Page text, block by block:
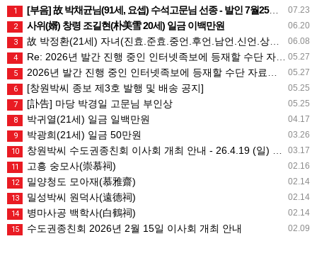
07.23
1 [부음] 故 박채균님(91세, 요셉) 수석고문님 선종 - 발인 7월25일 (토) 05시
06.20
2 사위(婿) 창령 조길현(朴美雪 20세) 일금 이백만원
06.08
3 故 박정환(21세) 자녀(진효.준효.중언.후언.남언.신언.상희) 일금 일백만원
05.27
4 Re: 2026년 발간 진행 중인 인터넷족보에 등재할 수단 자료는 무엇인가요?
05.27
5 2026년 발간 진행 중인 인터넷족보에 등재할 수단 자료는 무엇인가요?
05.25
6 [창원박씨 종보 제3호 발행 및 배송 공지]
05.25
7 [訃告] 마당 박경일 고문님 부인상
04.17
8 박귀열(21세) 일금 일백만원
03.26
9 박광희(21세) 일금 50만원
03.17
10 창원박씨 수도권종친회 이사회 개최 안내 - 26.4.19 (일) 10시
02.16
11 고흥 숭모사(崇慕祠)
02.14
12 밀양청도 모아재(慕雅齋)
02.14
13 밀성박씨 원덕사(遠德祠)
02.14
14 병마사공 백학사(白鶴祠)
02.09
15 수도권종친회 2026년 2월 15일 이사회 개최 안내